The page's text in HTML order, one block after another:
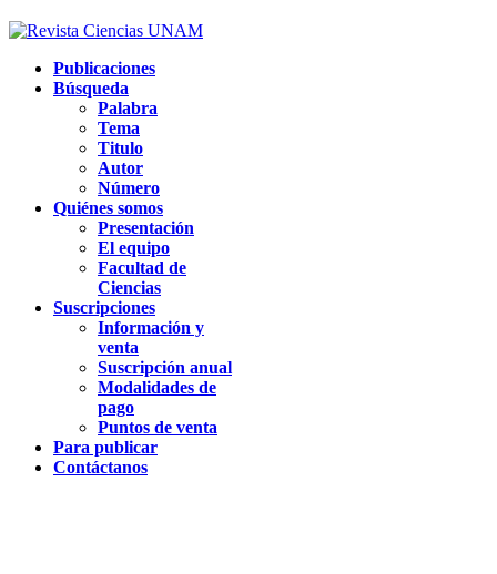
Publicaciones
Búsqueda
Palabra
Tema
Titulo
Autor
Número
Quiénes somos
Presentación
El equipo
Facultad de
Ciencias
Suscripciones
Información y
venta
Suscripción anual
Modalidades de
pago
Puntos de venta
Para publicar
Contáctanos